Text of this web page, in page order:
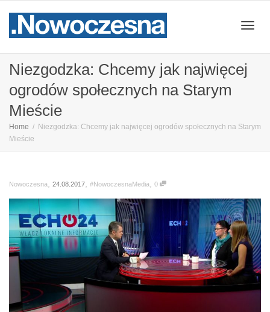
Niezgodzka: Chcemy jak najwięcej
ogrodów społecznych na Starym
Mieście
Home
Niezgodzka: Chcemy jak najwięcej ogrodów społecznych na Starym
Mieście
Nowoczesna 24.08.2017 #NowoczesnaMedia 0